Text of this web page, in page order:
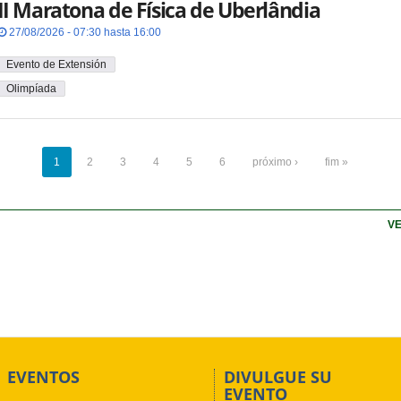
Maratona de Física de Uberlândia
27/08/2026 - 07:30 hasta 16:00
Evento de Extensión
Olimpíada
1 2 3 4 5 6 próximo › fim »
EVENTOS DIVULGUE SU
EVENTO